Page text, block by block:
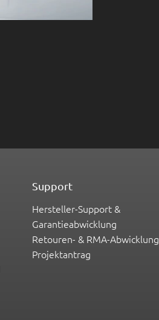
Support
Hersteller-Support &
Garantieabwicklung
Retouren- & RMA-Abwicklung
Projektantrag